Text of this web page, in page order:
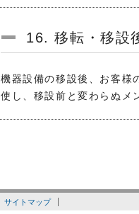
16. 移転・移設
機器設備の移設後、お客様
使し、移設前と変わらぬメ
サイトマップ